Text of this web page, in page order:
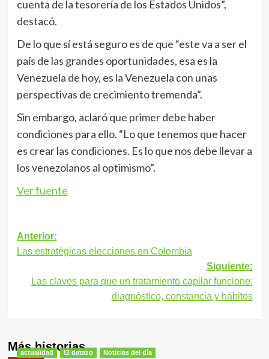
cuenta de la tesorería de los Estados Unidos”,
destacó.
De lo que sí está seguro es de que “este va a ser el
país de las grandes oportunidades, esa es la
Venezuela de hoy, es la Venezuela con unas
perspectivas de crecimiento tremenda”.
Sin embargo, aclaró que primer debe haber
condiciones para ello. “Lo que tenemos que hacer
es crear las condiciones. Es lo que nos debe llevar a
los venezolanos al optimismo”.
Ver fuente
Navegación
de
entradas
Anterior:
Las estratégicas elecciones en Colombia
Siguiente:
Las claves para que un tratamiento capilar funcione:
diagnóstico, constancia y hábitos
Más historias
actualidad El datazo Noticias del día